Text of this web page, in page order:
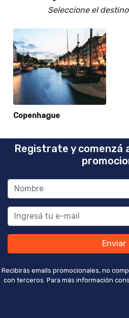
Seleccione el
Copenhague
Registrate y comenzá
Enviar
Recibirás emails promocionales, no
con terceros. Para más información